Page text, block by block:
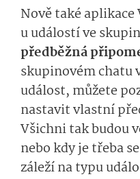
Nově také
u událostí ve
předběžná
skupinovém chatu
událost, můžete
nastavit vlastní
Všichni tak budou
nebo kdy je třeba
záleží na typu